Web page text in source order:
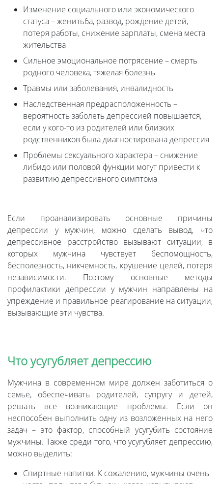
Изменение социального или экономического
статуса – женитьба, развод, рождение детей,
потеря работы, снижение зарплаты, смена места
жительства
Сильное эмоциональное потрясение – смерть
родного человека, тяжелая болезнь
Травмы или заболевания, инвалидность
Наследственная предрасположенность –
вероятность заболеть депрессией повышается,
если у кого-то из родителей или близких
родственников была диагностирована депрессия
Проблемы сексуального характера – снижение
либидо или половой функции могут привести к
развитию депрессивного симптома
Если проанализировать основные причины
депрессии у мужчин, можно сделать вывод, что
депрессивное расстройство вызывают ситуации, в
которых мужчина чувствует беспомощность,
бесполезность, никчемность, крушение целей, потеря
независимости. Поэтому основные методы
профилактики депрессии у мужчин направлены на
упреждение и правильное реагирование на ситуации,
вызывающие эти чувства.
Что усугубляет депрессию
Мужчина в современном мире должен заботиться о
семье, обеспечивать родителей, супругу и детей,
решать все возникающие проблемы. Если он
неспособен выполнить одну из возложенных на него
задач – это фактор, способный усугубить состояние
мужчины. Также среди того, что усугубляет депрессию,
можно выделить:
Спиртные напитки. К сожалению, мужчины очень